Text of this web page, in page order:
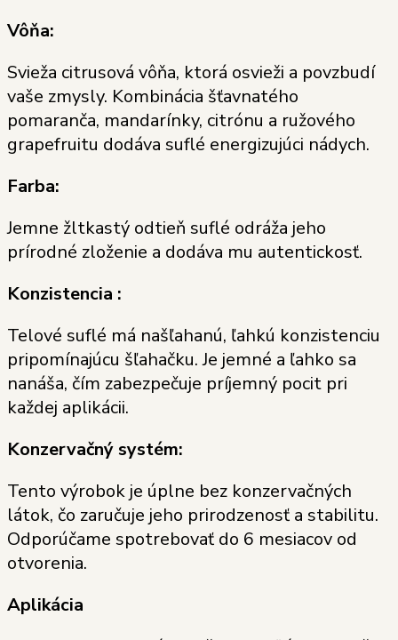
Vôňa:
Svieža citrusová vôňa, ktorá osvieži a povzbudí
vaše zmysly. Kombinácia šťavnatého
pomaranča, mandarínky, citrónu a ružového
grapefruitu dodáva suflé energizujúci nádych.
Farba:
Jemne žltkastý odtieň suflé odráža jeho
prírodné zloženie a dodáva mu autentickosť.
Konzistencia :
Telové suflé má našľahanú, ľahkú konzistenciu
pripomínajúcu šľahačku. Je jemné a ľahko sa
nanáša, čím zabezpečuje príjemný pocit pri
každej aplikácii.
Konzervačný systém:
Tento výrobok je úplne bez konzervačných
látok, čo zaručuje jeho prirodzenosť a stabilitu.
Odporúčame spotrebovať do 6 mesiacov od
otvorenia.
Aplikácia